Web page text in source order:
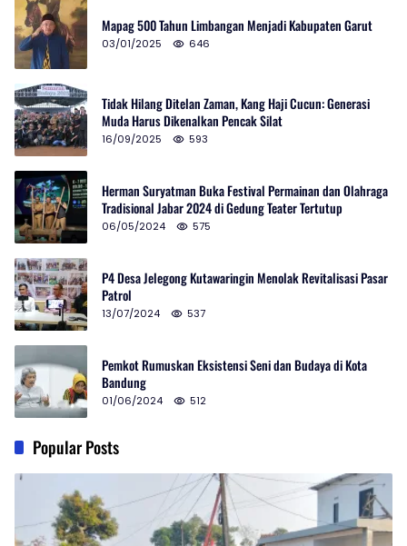
Mapag 500 Tahun Limbangan Menjadi Kabupaten Garut
03/01/2025 646
Tidak Hilang Ditelan Zaman, Kang Haji Cucun: Generasi
Muda Harus Dikenalkan Pencak Silat
16/09/2025 593
Herman Suryatman Buka Festival Permainan dan Olahraga
Tradisional Jabar 2024 di Gedung Teater Tertutup
06/05/2024 575
P4 Desa Jelegong Kutawaringin Menolak Revitalisasi Pasar
Patrol
13/07/2024 537
Pemkot Rumuskan Eksistensi Seni dan Budaya di Kota
Bandung
01/06/2024 512
Popular Posts